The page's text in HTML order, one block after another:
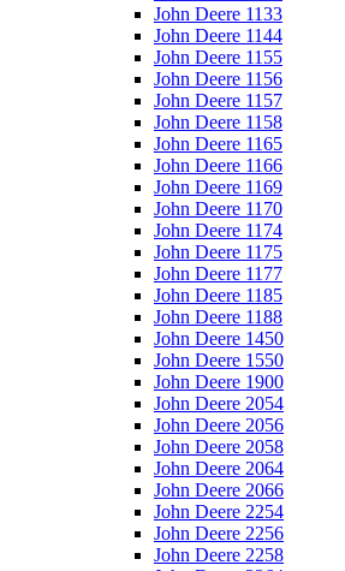
John Deere 1133
John Deere 1144
John Deere 1155
John Deere 1156
John Deere 1157
John Deere 1158
John Deere 1165
John Deere 1166
John Deere 1169
John Deere 1170
John Deere 1174
John Deere 1175
John Deere 1177
John Deere 1185
John Deere 1188
John Deere 1450
John Deere 1550
John Deere 1900
John Deere 2054
John Deere 2056
John Deere 2058
John Deere 2064
John Deere 2066
John Deere 2254
John Deere 2256
John Deere 2258